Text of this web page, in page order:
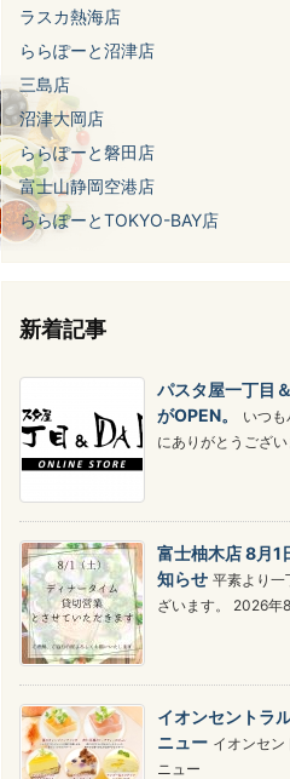
ラスカ熱海店
ららぽーと沼津店
三島店
沼津大岡店
ららぽーと磐田店
富士山静岡空港店
ららぽーとTOKYO-BAY店
新着記事
パスタ屋一丁目
がOPEN。
いつ
にありがとうござ
富士柚木店 8月1
知らせ 平素より一
ざいます。 2026年
イオンセントラ
ニュー イオンセン
ニュー